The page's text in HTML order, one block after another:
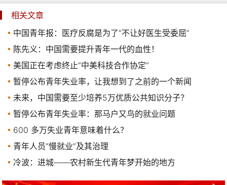
相关文章
中国青年报：医疗反腐是为了“不让好医生受委屈”
陈先义：中国需要提升青年一代的血性！
美国正在考虑终止“中美科技合作协定”
暂停公布青年失业率，让我想到了之前的一个新闻
未来，中国需要至少培养5万优质公共知识分子？
暂停公布青年失业率：那马户又鸟的就业问题
600 多万失业青年意味着什么？
青年人员“慢就业”及其治理
冷波：进城——农村新生代青年梦开始的地方